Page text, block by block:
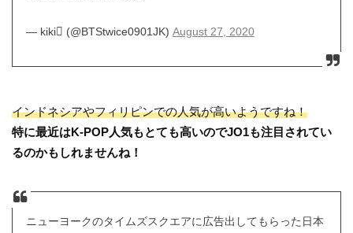
— kiki (@BTStwice0901JK) August 27, 2020
インドネシアやフィリピンでの人気が高いようですね！
特に最近はK-POP人気もとても高いのでJO1も注目されてい
るのかもしれませんね！
ニューヨークのタイムズスクエアに広告出してもらった日本